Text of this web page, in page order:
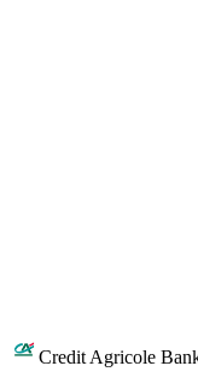
Credit Agricole